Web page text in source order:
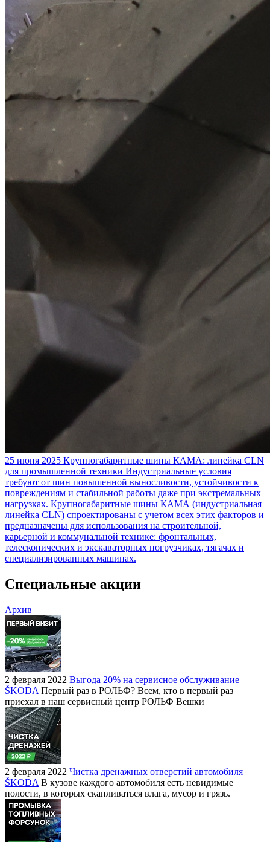
25 июня 2025 Крупногабаритные шины КАМА: линейка CLN
для промышленной техники Индустриальные условия
требуют от шин повышенной выносливости, устойчивости к
повреждениям и стабильной работы даже при экстремальных
нагрузках. Крупногабаритные шины КАМА (индустриальная
линейка CLN) спроектированы с учетом всех этих факторов и
предназначены для использования на строительной,
карьерной и коммунальной технике: фронтальных,
телескопических и экскаваторных погрузчиках, тягачах и
специализированных машинах.
Специальные акции
Архив
2 февраля 2022 Выгода 20% на сервисное обслуживание
ŠKODA Первый раз в РОЛЬФ? Всем, кто в первый раз
приехал в наш сервисный центр РОЛЬФ Вешки
2 февраля 2022 Чистка дренажных отверстий автомобиля
ŠKODA В кузове каждого автомобиля есть невидимые
полости, в которых скапливаться влага, мусор и грязь.